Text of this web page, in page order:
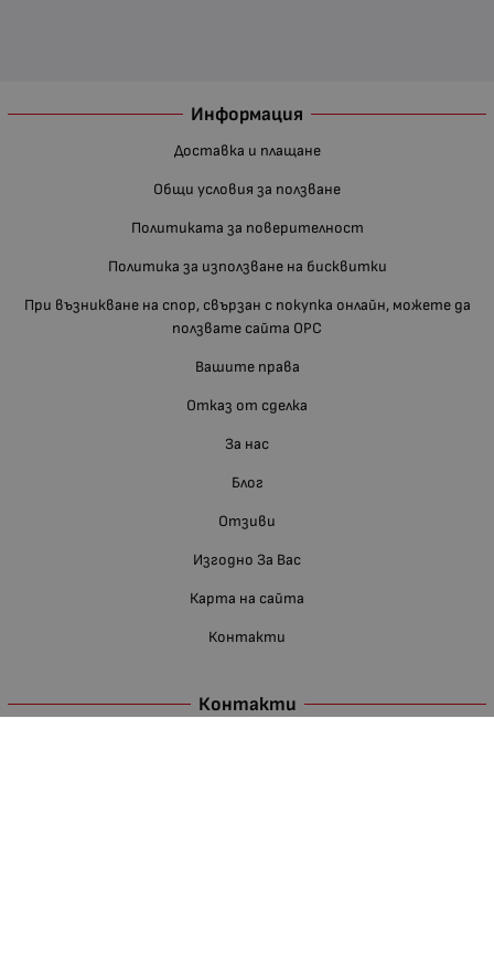
Информация
Доставка и плащане
Общи условия за ползване
Политиката за поверителност
Политика за използване на бисквитки
При възникване на спор, свързан с покупка онлайн, можете да
ползвате сайта ОРС
Вашите права
Отказ от сделка
За нас
Блог
Отзиви
Изгодно За Вас
Карта на сайта
Контакти
Контакти